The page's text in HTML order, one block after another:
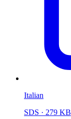
Italian
SDS · 279 KB